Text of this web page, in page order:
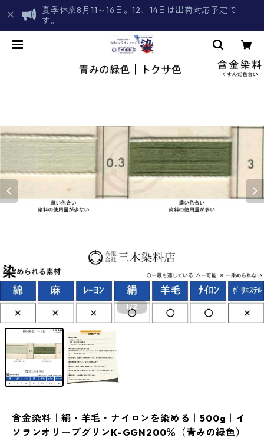
夏季休業8月11～16日。12、14日は出荷対応予定で
す。
1/2
含金染料｜絹・羊毛・ナイロンを染める｜500g｜イ
ソランオリーブグリンK-GGN200％（青みの緑色）